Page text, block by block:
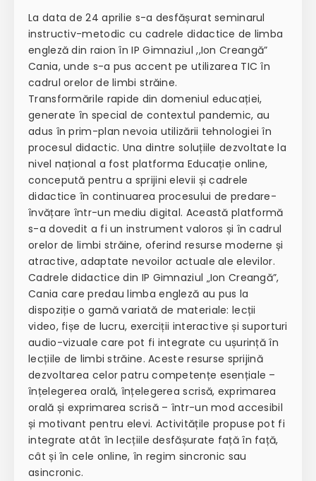
La data de 24 aprilie s-a desfășurat seminarul
instructiv-metodic cu cadrele didactice de limba
engleză din raion în IP Gimnaziul ,,Ion Creangă”
Cania, unde s-a pus accent pe utilizarea TIC în
cadrul orelor de limbi străine.
Transformările rapide din domeniul educației,
generate în special de contextul pandemic, au
adus în prim-plan nevoia utilizării tehnologiei în
procesul didactic. Una dintre soluțiile dezvoltate la
nivel național a fost platforma Educație online,
concepută pentru a sprijini elevii și cadrele
didactice în continuarea procesului de predare-
învățare într-un mediu digital. Această platformă
s-a dovedit a fi un instrument valoros și în cadrul
orelor de limbi străine, oferind resurse moderne și
atractive, adaptate nevoilor actuale ale elevilor.
Cadrele didactice din IP Gimnaziul „Ion Creangă”,
Cania care predau limba engleză au pus la
dispoziție o gamă variată de materiale: lecții
video, fișe de lucru, exerciții interactive și suporturi
audio-vizuale care pot fi integrate cu ușurință în
lecțiile de limbi străine. Aceste resurse sprijină
dezvoltarea celor patru competențe esențiale –
înțelegerea orală, înțelegerea scrisă, exprimarea
orală și exprimarea scrisă – într-un mod accesibil
și motivant pentru elevi. Activitățile propuse pot fi
integrate atât în lecțiile desfășurate față în față,
cât și în cele online, în regim sincronic sau
asincronic.